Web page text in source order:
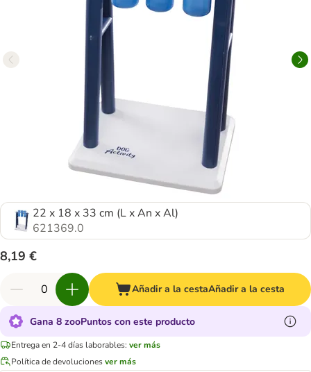
22 x 18 x 33 cm (L x An x Al)
621369.0
8,19 €
Añadir a la cestaAñadir a la cesta
Gana 8 zooPuntos con este producto
Entrega en 2-4 días laborables: ver más
Política de devolucionesver más